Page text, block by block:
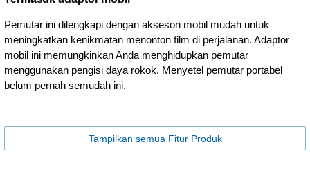
Pemutar ini dilengkapi dengan aksesori mobil mudah untuk
meningkatkan kenikmatan menonton film di perjalanan. Adaptor
mobil ini memungkinkan Anda menghidupkan pemutar
menggunakan pengisi daya rokok. Menyetel pemutar portabel
belum pernah semudah ini.
Tampilkan semua Fitur Produk